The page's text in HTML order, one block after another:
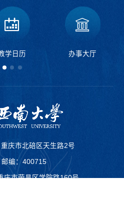
学日历 办事大厅
庆市北碚区天生路2号
邮编：400715
庆市荣昌区学院路160号